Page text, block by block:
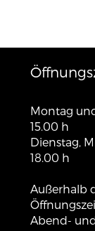
Montag
15.00 h
Dienstag,
18.00 h
Außerhalb
Abend-